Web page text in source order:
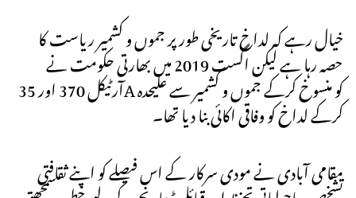
خیال رہے کہ لداخ تاریخی طور پر جموں و کشمیر ریاست کا
حصہ رہا ہے لیکن اگست 2019 میں بھارتی حکومت نے
آرٹیکل 370 اور 35A کو منسوخ کرکے جموں و کشمیر سے علیحدہ
کرکے لداخ کو وفاقی اکائی بنا دیا تھا۔
مقامی آبادی نے مودی سرکار کے اس فیصلے کو اپنے ثقافتی